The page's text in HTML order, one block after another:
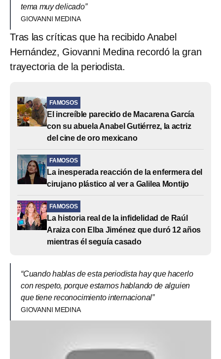
tema muy delicado”
GIOVANNI MEDINA
Tras las críticas que ha recibido Anabel
Hernández, Giovanni Medina recordó la gran
trayectoria de la periodista.
FAMOSOS
El increíble parecido de Macarena García
con su abuela Anabel Gutiérrez, la actriz
del cine de oro mexicano
FAMOSOS
La inesperada reacción de la enfermera del
cirujano plástico al ver a Galilea Montijo
FAMOSOS
La historia real de la infidelidad de Raúl
Araiza con Elba Jiménez que duró 12 años
mientras él seguía casado
“Cuando hablas de esta periodista hay que hacerlo
con respeto, porque estamos hablando de alguien
que tiene reconocimiento internacional”
GIOVANNI MEDINA